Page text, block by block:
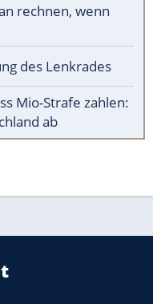
rechnen, wenn
des Lenkrades
Mio-Strafe zahlen:
ab